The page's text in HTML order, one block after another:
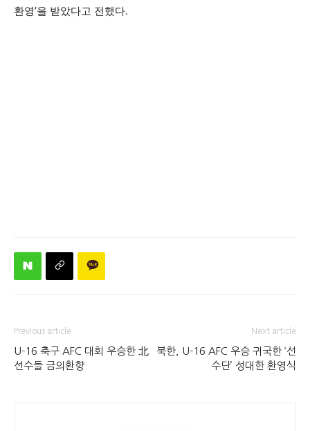
환영’을 받았다고 전했다.
Previous article
U-16 축구 AFC 대회 우승한 北
선수들 금의환향
Next article
북한, U-16 AFC 우승 귀국한 ‘선
수단’ 성대한 환영식